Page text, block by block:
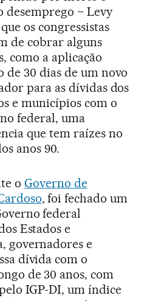
desemprego – Levy
os congressistas
de cobrar alguns
como a aplicação
de 30 dias de um novo
para as dívidas dos
e municípios com o
federal, uma
que tem raízes no
anos 90.
o Governo de
, foi fechado um
federal
Estados e
governadores e
dívida com o
de 30 anos, com
IGP-DI, um índice